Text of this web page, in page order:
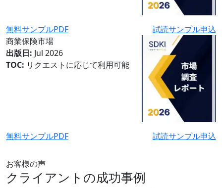
無料サンプルPDF
試読サンプル申込
商業保険市場
出版日: Jul 2026
TOC: リクエストに応じて利用可能
無料サンプルPDF 試読サンプル申込
お客様の声
クライアントの成功事例